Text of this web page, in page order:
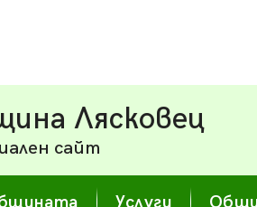
Лясковец
сайт
Услуги